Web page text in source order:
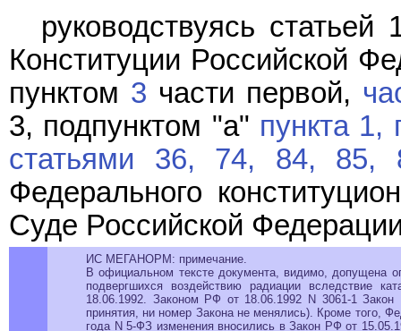
руководствуясь
Конституции Российской
пунктом 3 части первой,
3, подпунктом "а" пункта 1,
статьями 36,
74, 84, 85,
Федерального
Суде Российской
ИС МЕГАНОРМ: примечание.
В официальном тексте документа, видимо, допущена
подвергшихся воздействию радиации вследствие
18.06.1992. Законом РФ от 18.06.1992 N 3061-1
принятия, ни номер Закона не менялись). Кроме того,
года N 5-ФЗ изменения вносились в Закон РФ от